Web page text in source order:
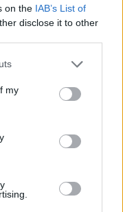
on the IAB’s List of
disclose it to other
one or more Google
You may click to
third-party tags to
in below Google
my